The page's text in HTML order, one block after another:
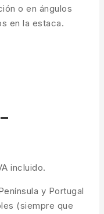
o en ángulos
en la estaca.
incluido.
y Portugal
(siempre que